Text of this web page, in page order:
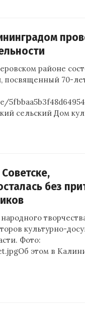
районе
посвященный 70-
сельский Дом
без
культурно-
Фото:
этом в